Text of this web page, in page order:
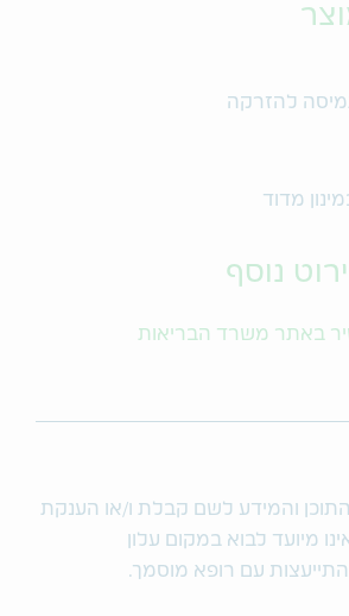
מדוד
נוסף
באתר משרד הבריאות
והמידע לשם קבלת ו/או הענקת
מיועד לבוא במקום עלון
התייעצות עם רופא מוסמך.